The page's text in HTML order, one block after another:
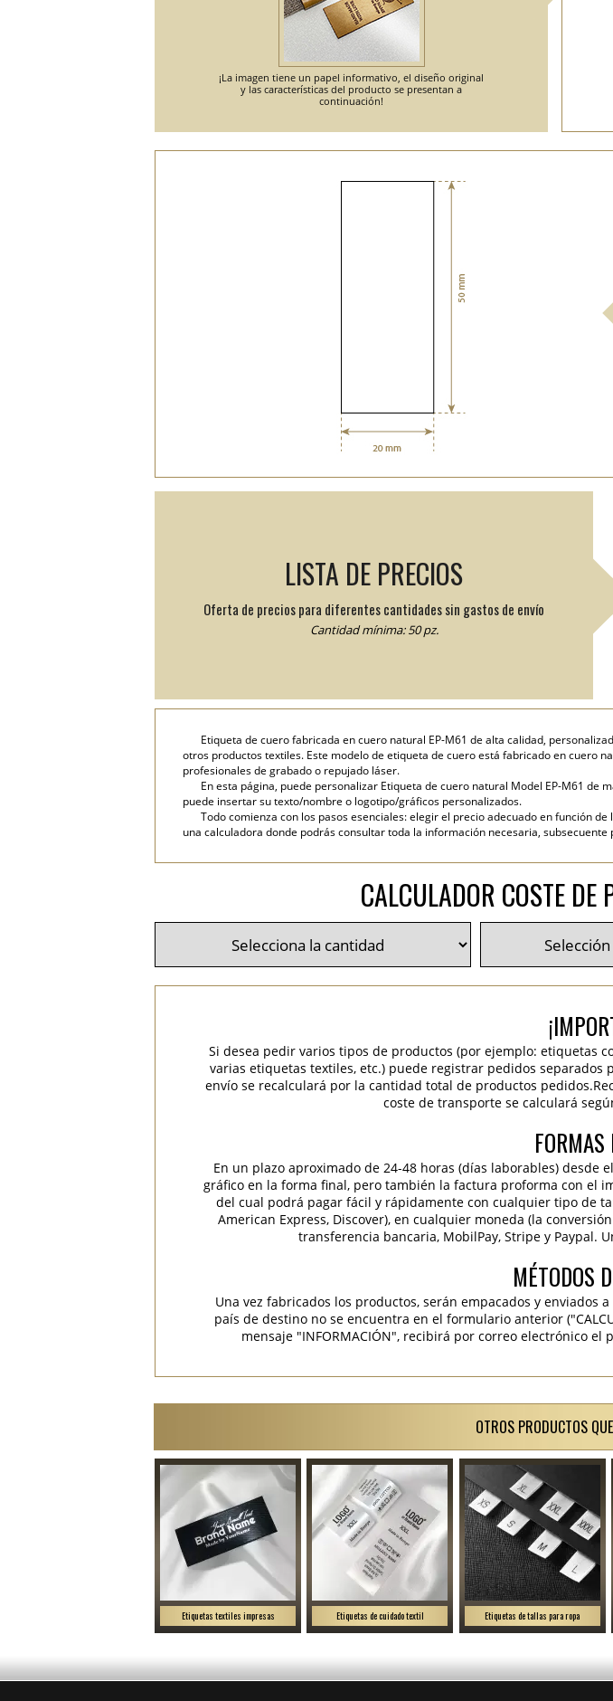
¡La imagen tiene un papel informativo, el diseño original
y las características del producto se presentan a
continuación!
LISTA DE PRECIOS
Oferta de precios para diferentes cantidades sin gastos de envío
Cantidad mínima: 50 pz.
Etiqueta de cuero fabricada en cuero natural EP-M61 de alta calidad,
otros productos textiles. Este modelo de etiqueta de cuero está fabricado en cuero
profesionales de grabado o repujado láser.
En esta página, puede personalizar Etiqueta de cuero natural Model EP-M61
puede insertar su texto/nombre o logotipo/gráficos personalizados.
Todo comienza con los pasos esenciales: elegir el precio adecuado en función
una calculadora donde podrás consultar toda la información necesaria,
CALCULADOR COSTE DE
Si desea pedir varios tipos de productos (por ejemplo: etiquetas
varias etiquetas textiles, etc.) puede registrar pedidos
envío se recalculará por la cantidad total de productos
coste de transporte se calculará
FORMAS
En un plazo aproximado de 24-48 horas (días laborables)
gráfico en la forma final, pero también la factura proforma con el
del cual podrá pagar fácil y rápidamente con cualquier tipo de
American Express, Discover), en cualquier moneda (la
transferencia bancaria, MobilPay, Stripe y Paypal.
MÉTODOS
Una vez fabricados los productos, serán empacados y enviados
país de destino no se encuentra en el formulario anterior
mensaje "INFORMACIÓN", recibirá por correo electrónico
OTROS PRODUCTOS
Etiquetas textiles impresas Etiquetas de cuidado textil Etiquetas de tallas para ropa